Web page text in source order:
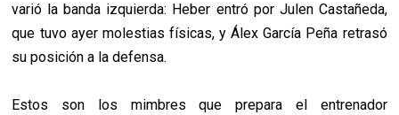
varió la banda izquierda: Heber entró por Julen Castañeda,
que tuvo ayer molestias físicas, y Álex García Peña retrasó
su posición a la defensa.
Estos son los mimbres que prepara el entrenador